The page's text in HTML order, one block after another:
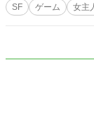
SF ゲーム 女主